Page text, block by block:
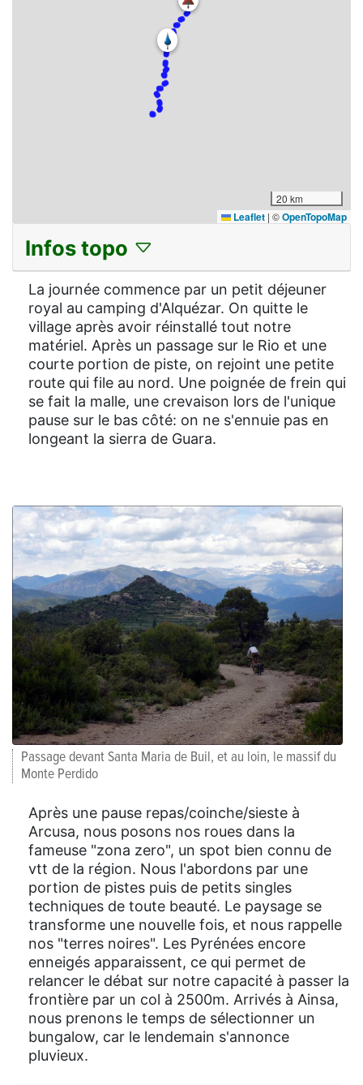
20 km
Leaflet | ©OpenTopoMap
Infos topo
La journée commence par un petit déjeuner
royal au camping d'Alquézar. On quitte le
village après avoir réinstallé tout notre
matériel. Après un passage sur le Rio et une
courte portion de piste, on rejoint une petite
route qui file au nord. Une poignée de frein qui
se fait la malle, une crevaison lors de l'unique
pause sur le bas côté: on ne s'ennuie pas en
longeant la sierra de Guara.
Passage devant Santa Maria de Buil, et au loin, le massif du
Monte Perdido
Après une pause repas/coinche/sieste à
Arcusa, nous posons nos roues dans la
fameuse "zona zero", un spot bien connu de
vtt de la région. Nous l'abordons par une
portion de pistes puis de petits singles
techniques de toute beauté. Le paysage se
transforme une nouvelle fois, et nous rappelle
nos "terres noires". Les Pyrénées encore
enneigés apparaissent, ce qui permet de
relancer le débat sur notre capacité à passer la
frontière par un col à 2500m. Arrivés à Ainsa,
nous prenons le temps de sélectionner un
bungalow, car le lendemain s'annonce
pluvieux.